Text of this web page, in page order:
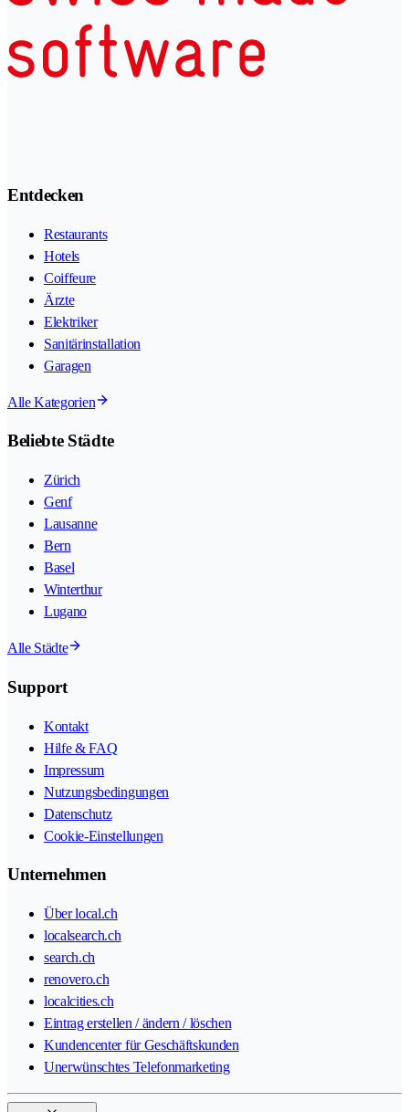
Entdecken
Restaurants
Hotels
Coiffeure
Ärzte
Elektriker
Sanitärinstallation
Garagen
Alle Kategorien
Beliebte Städte
Zürich
Genf
Lausanne
Bern
Basel
Winterthur
Lugano
Alle Städte
Support
Kontakt
Hilfe & FAQ
Impressum
Nutzungsbedingungen
Datenschutz
Cookie-Einstellungen
Unternehmen
Über local.ch
localsearch.ch
search.ch
renovero.ch
localcities.ch
Eintrag erstellen / ändern / löschen
Kundencenter für Geschäftskunden
Unerwünschtes Telefonmarketing